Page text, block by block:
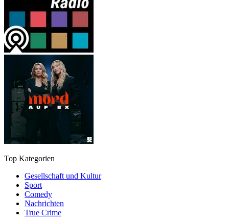
Top Kategorien
Gesellschaft und Kultur
Sport
Comedy
Nachrichten
True Crime